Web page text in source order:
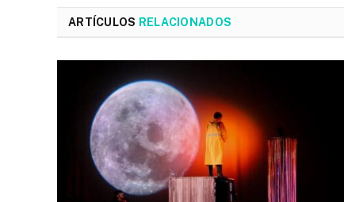
ARTÍCULOS RELACIONADOS